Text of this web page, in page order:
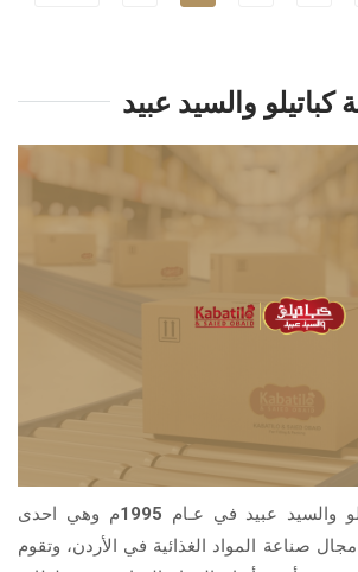
والسيد عبيد
تأسست شركة كباتيلو والسيد عبيد في عـام 1995م وهي احدى
صناعة المواد الغذائية في الأردن، وتقوم